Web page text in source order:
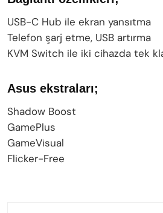
USB-C Hub ile ekran yansıtma
Telefon şarj etme, USB artırma
KVM Switch ile iki cihazda tek
Asus ekstraları;
Shadow Boost
GamePlus
GameVisual
Flicker-Free